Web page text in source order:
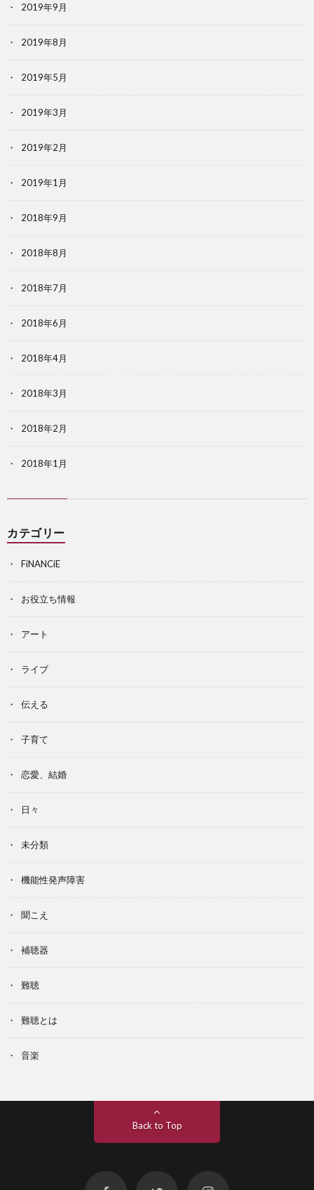
2019年9月
2019年8月
2019年5月
2019年3月
2019年2月
2019年1月
2018年9月
2018年8月
2018年7月
2018年6月
2018年4月
2018年3月
2018年2月
2018年1月
カテゴリー
FiNANCiE
お役立ち情報
アート
ライブ
伝える
子育て
恋愛、結婚
日々
未分類
機能性発声障害
聞こえ
補聴器
難聴
難聴とは
音楽
Back to Top